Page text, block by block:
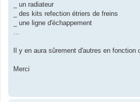
_ un radiateur
_ des kits refection étriers de freins
_ une ligne d'échappement
...
Il y en aura sûrement d'autres en fonction
Merci